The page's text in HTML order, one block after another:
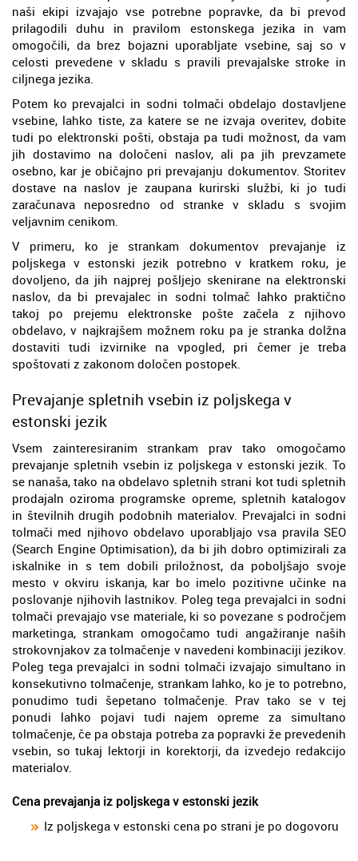
naši ekipi izvajajo vse potrebne popravke, da bi prevod
prilagodili duhu in pravilom estonskega jezika in vam
omogočili, da brez bojazni uporabljate vsebine, saj so v
celosti prevedene v skladu s pravili prevajalske stroke in
ciljnega jezika.
Potem ko prevajalci in sodni tolmači obdelajo dostavljene
vsebine, lahko tiste, za katere se ne izvaja overitev, dobite
tudi po elektronski pošti, obstaja pa tudi možnost, da vam
jih dostavimo na določeni naslov, ali pa jih prevzamete
osebno, kar je običajno pri prevajanju dokumentov. Storitev
dostave na naslov je zaupana kurirski službi, ki jo tudi
zaračunava neposredno od stranke v skladu s svojim
veljavnim cenikom.
V primeru, ko je strankam dokumentov prevajanje iz
poljskega v estonski jezik potrebno v kratkem roku, je
dovoljeno, da jih najprej pošljejo skenirane na elektronski
naslov, da bi prevajalec in sodni tolmač lahko praktično
takoj po prejemu elektronske pošte začela z njihovo
obdelavo, v najkrajšem možnem roku pa je stranka dolžna
dostaviti tudi izvirnike na vpogled, pri čemer je treba
spoštovati z zakonom določen postopek.
Prevajanje spletnih vsebin iz poljskega v
estonski jezik
Vsem zainteresiranim strankam prav tako omogočamo
prevajanje spletnih vsebin iz poljskega v estonski jezik. To
se nanaša, tako na obdelavo spletnih strani kot tudi spletnih
prodajaln oziroma programske opreme, spletnih katalogov
in številnih drugih podobnih materialov. Prevajalci in sodni
tolmači med njihovo obdelavo uporabljajo vsa pravila SEO
(Search Engine Optimisation), da bi jih dobro optimizirali za
iskalnike in s tem dobili priložnost, da poboljšajo svoje
mesto v okviru iskanja, kar bo imelo pozitivne učinke na
poslovanje njihovih lastnikov. Poleg tega prevajalci in sodni
tolmači prevajajo vse materiale, ki so povezane s področjem
marketinga, strankam omogočamo tudi angažiranje naših
strokovnjakov za tolmačenje v navedeni kombinaciji jezikov.
Poleg tega prevajalci in sodni tolmači izvajajo simultano in
konsekutivno tolmačenje, strankam lahko, ko je to potrebno,
ponudimo tudi šepetano tolmačenje. Prav tako se v tej
ponudi lahko pojavi tudi najem opreme za simultano
tolmačenje, če pa obstaja potreba za popravki že prevedenih
vsebin, so tukaj lektorji in korektorji, da izvedejo redakcijo
materialov.
Cena prevajanja iz poljskega v estonski jezik
Iz poljskega v estonski cena po strani je po dogovoru